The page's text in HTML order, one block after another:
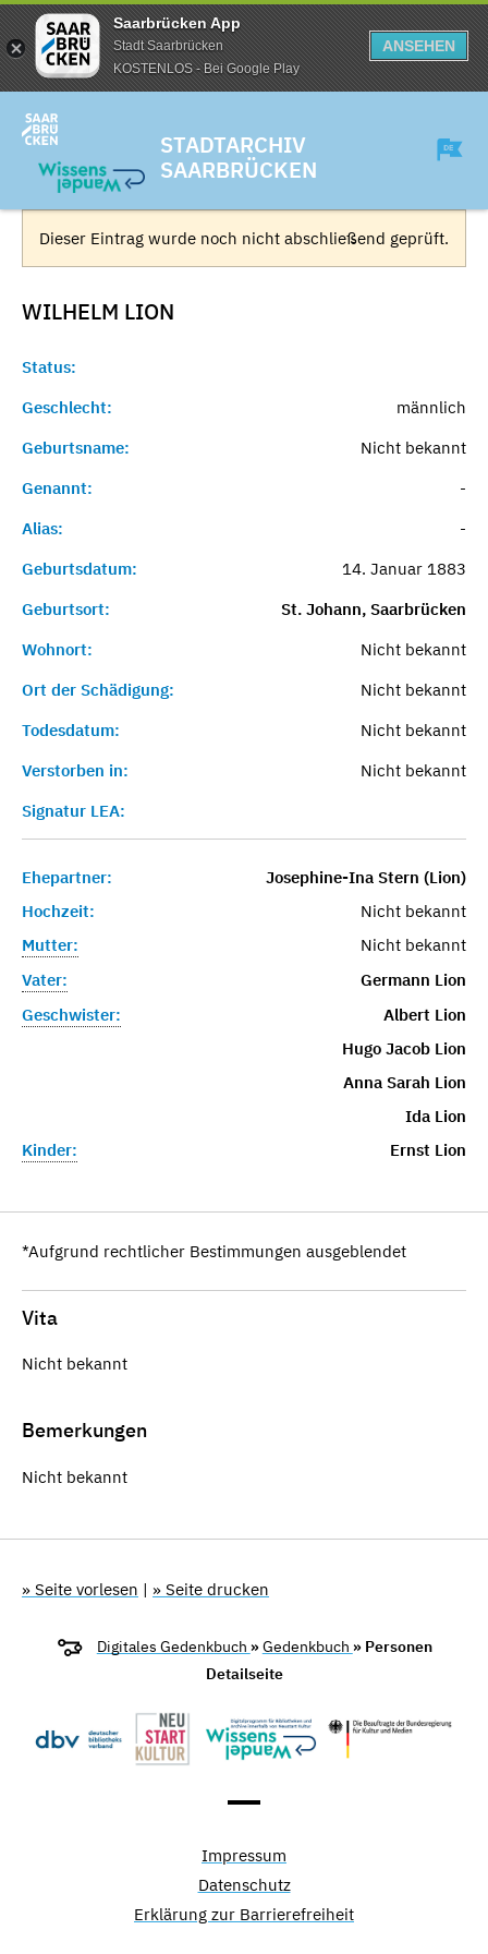
Saarbrücken App
Stadt Saarbrücken
KOSTENLOS - Bei Google Play
ANSEHEN
STADTARCHIV
SAARBRÜCKEN
Dieser Eintrag wurde noch nicht abschließend geprüft.
WILHELM LION
Status:
Geschlecht:
männlich
Geburtsname:
Nicht bekannt
Genannt:
-
Alias:
-
Geburtsdatum:
14. Januar 1883
Geburtsort:
St. Johann, Saarbrücken
Wohnort:
Nicht bekannt
Ort der Schädigung:
Nicht bekannt
Todesdatum:
Nicht bekannt
Verstorben in:
Nicht bekannt
Signatur LEA:
Ehepartner:
Josephine-Ina Stern (Lion)
Hochzeit:
Nicht bekannt
Mutter:
Nicht bekannt
Vater:
Germann Lion
Geschwister:
Albert Lion
Hugo Jacob Lion
Anna Sarah Lion
Ida Lion
Kinder:
Ernst Lion
*Aufgrund rechtlicher Bestimmungen ausgeblendet
Vita
Nicht bekannt
Bemerkungen
Nicht bekannt
» Seite vorlesen | » Seite drucken
Digitales Gedenkbuch »Gedenkbuch » Personen
Detailseite
Impressum
Datenschutz
Erklärung zur Barrierefreiheit